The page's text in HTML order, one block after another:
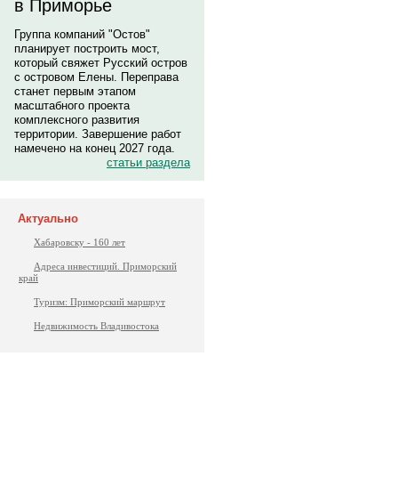
в Приморье
Группа компаний "Остов"
планирует построить мост,
который свяжет Русский остров
с островом Елены. Переправа
станет первым этапом
масштабного проекта
комплексного развития
территории. Завершение работ
намечено на конец 2027 года.
статьи раздела
Актуально
Хабаровску - 160 лет
Адреса инвестиций. Приморский
край
Туризм: Приморский маршрут
Недвижимость Владивостока